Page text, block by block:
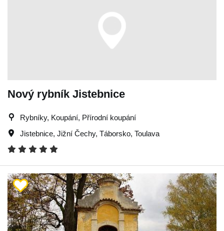
Nový rybník Jistebnice
Rybníky, Koupání, Přírodní koupání
Jistebnice, Jižní Čechy, Táborsko, Toulava